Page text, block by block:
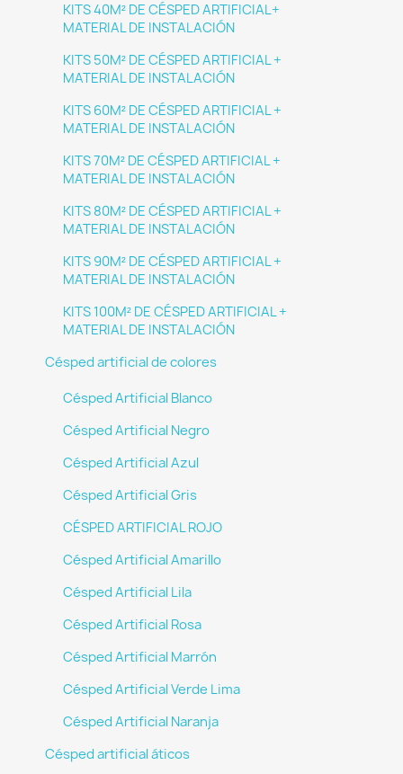
KITS 40M² DE CÉSPED ARTIFICIAL+
MATERIAL DE INSTALACIÓN
KITS 50M² DE CÉSPED ARTIFICIAL +
MATERIAL DE INSTALACIÓN
KITS 60M² DE CÉSPED ARTIFICIAL +
MATERIAL DE INSTALACIÓN
KITS 70M² DE CÉSPED ARTIFICIAL +
MATERIAL DE INSTALACIÓN
KITS 80M² DE CÉSPED ARTIFICIAL +
MATERIAL DE INSTALACIÓN
KITS 90M² DE CÉSPED ARTIFICIAL +
MATERIAL DE INSTALACIÓN
KITS 100M² DE CÉSPED ARTIFICIAL +
MATERIAL DE INSTALACIÓN
Césped artificial de colores
Césped Artificial Blanco
Césped Artificial Negro
Césped Artificial Azul
Césped Artificial Gris
CÉSPED ARTIFICIAL ROJO
Césped Artificial Amarillo
Césped Artificial Lila
Césped Artificial Rosa
Césped Artificial Marrón
Césped Artificial Verde Lima
Césped Artificial Naranja
Césped artificial áticos